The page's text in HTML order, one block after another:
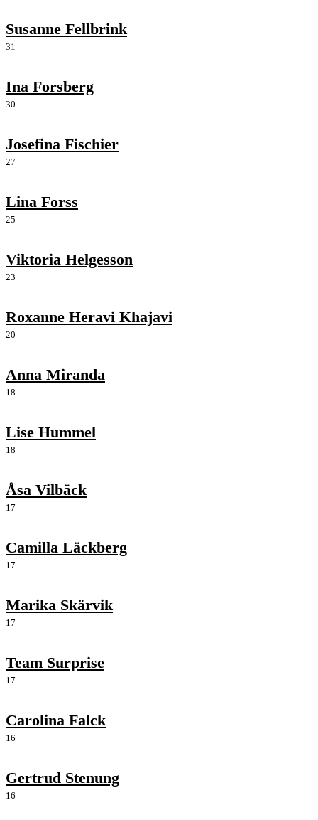
Susanne Fellbrink
31
Ina Forsberg
30
Josefina Fischier
27
Lina Forss
25
Viktoria Helgesson
23
Roxanne Heravi Khajavi
20
Anna Miranda
18
Lise Hummel
18
Åsa Vilbäck
17
Camilla Läckberg
17
Marika Skärvik
17
Team Surprise
17
Carolina Falck
16
Gertrud Stenung
16